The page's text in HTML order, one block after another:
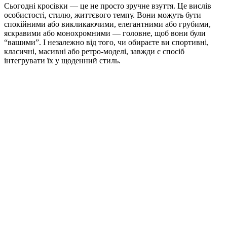
Сьогодні кросівки — це не просто зручне взуття. Це вислів
особистості, стилю, життєвого темпу. Вони можуть бути
спокійними або викликаючими, елегантними або грубими,
яскравими або монохромними — головне, щоб вони були
“вашими”. І незалежно від того, чи обираєте ви спортивні,
класичні, масивні або ретро-моделі, завжди є спосіб
інтегрувати їх у щоденний стиль.